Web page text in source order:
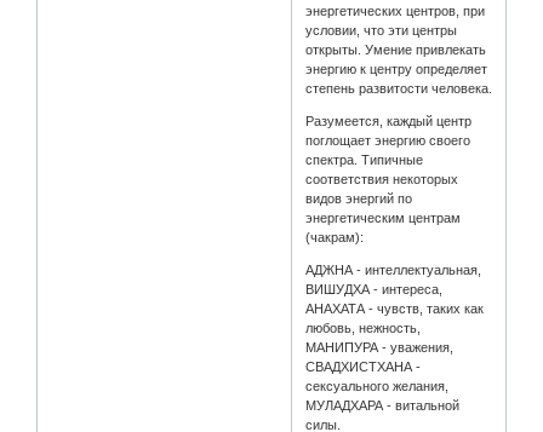
энергетических центров, при
условии, что эти центры
открыты. Умение привлекать
энергию к центру определяет
степень развитости человека.
Разумеется, каждый центр
поглощает энергию своего
спектра. Типичные
соответствия некоторых
видов энергий по
энергетическим центрам
(чакрам):
АДЖНА - интеллектуальная,
ВИШУДХА - интереса,
АНАХАТА - чувств, таких как
любовь, нежность,
МАНИПУРА - уважения,
СВАДХИСТХАНА -
сексуального желания,
МУЛАДХАРА - витальной
силы.